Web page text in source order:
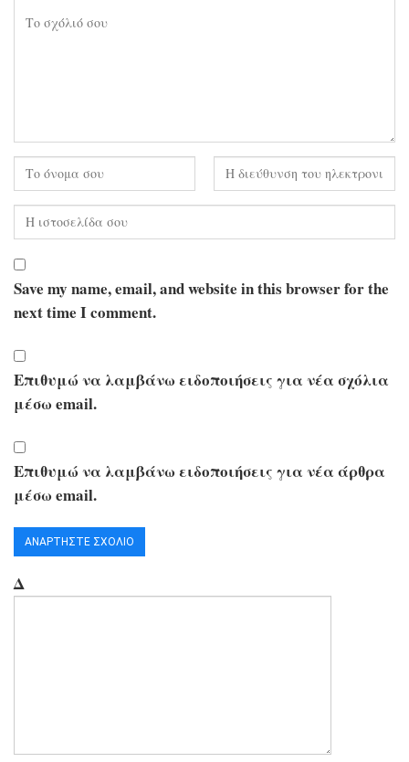
Save my name, email, and website in this browser for the
next time I comment.
Επιθυμώ να λαμβάνω ειδοποιήσεις για νέα σχόλια
μέσω email.
Επιθυμώ να λαμβάνω ειδοποιήσεις για νέα άρθρα
μέσω email.
Δ